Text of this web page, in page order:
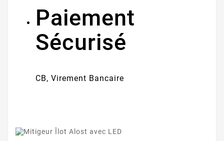
Paiement
Sécurisé
CB, Virement Bancaire